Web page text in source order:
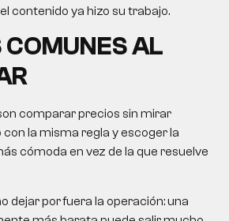
contenido ya hizo su trabajo.
COMUNES AL
comparar precios sin mirar
la misma regla y escoger la
cómoda en vez de la que resuelve
dejar por fuera la operación: una